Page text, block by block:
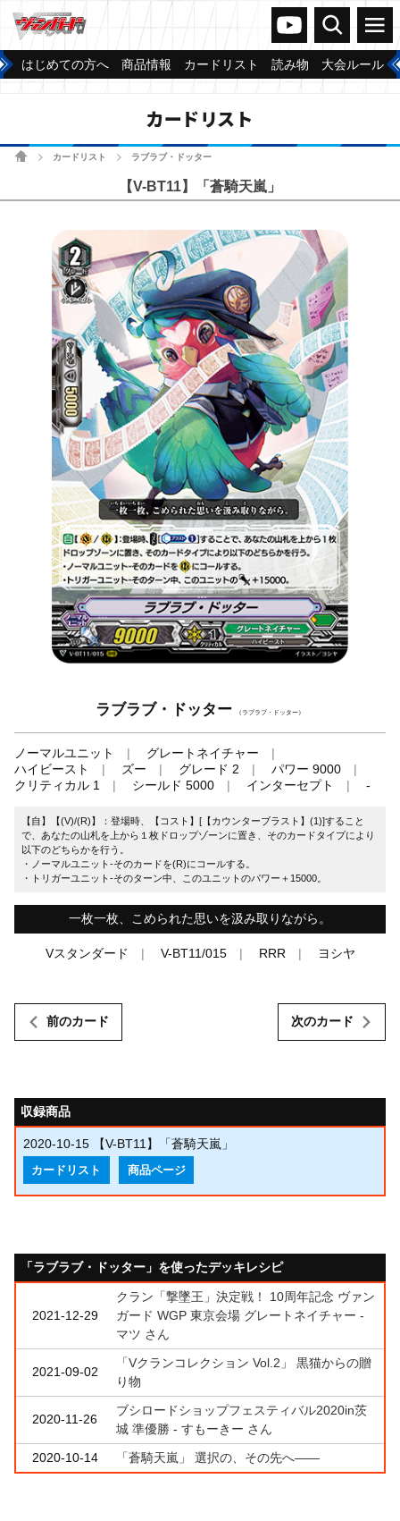
ヴァンガードch
検索 メニュー
はじめての方へ 商品情報 カードリスト 読み物 大会ルール
カードリスト
ホームカードリスト ラブラブ・ドッター
【V-BT11】「蒼騎天嵐」
ラブラブ・ドッター （ラブラブ・ドッター）
ノーマルユニット
グレートネイチャー
ハイビースト
ズー グレード 2
パワー 9000
クリティカル 1
シールド 5000 インターセプト -
【自】【(V)/(R)】：登場時、【コスト】[【カウンターブラスト】(1)]すること
で、あなたの山札を上から１枚ドロップゾーンに置き、そのカードタイプにより
以下のどちらかを行う。
・ノーマルユニット-そのカードを(R)にコールする。
・トリガーユニット-そのターン中、このユニットのパワー＋15000。
一枚一枚、こめられた思いを汲み取りながら。
Vスタンダード V-BT11/015 RRR ヨシヤ
前のカード 次のカード
収録商品
2020-10-15 【V-BT11】「蒼騎天嵐」
カードリスト 商品ページ
「ラブラブ・ドッター」を使ったデッキレシピ
2021-12-29
クラン「撃墜王」決定戦！ 10周年記念 ヴァン
ガード WGP 東京会場 グレートネイチャー -
マツ さん
2021-09-02
「Vクランコレクション Vol.2」 黒猫からの贈
り物
2020-11-26
ブシロードショップフェスティバル2020in茨
城 準優勝 - すもーきー さん
2020-10-14
「蒼騎天嵐」 選択の、その先へ――